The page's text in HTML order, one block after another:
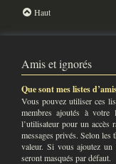
Haut
Amis et ignorés
Que sont mes listes
Vous pouvez utiliser ces
membres ajoutés à votre
l’utilisateur pour un accès
messages privés. Selon les
valeur. Si vous ajoutez un
seront masqués par défaut.